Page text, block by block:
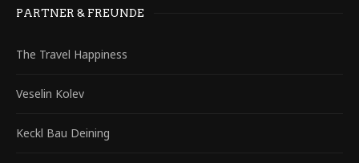
PARTNER & FREUNDE
The Travel Happiness
Veselin Kolev
Keckl Bau Deining